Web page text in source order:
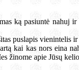
ką pasiuntė nahuj
puslapis vienintelis
kai kas nors eina
žinome apie Jūsų